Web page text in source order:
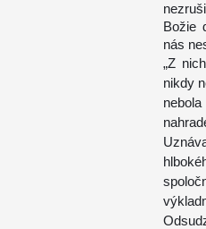
Božie
nás
„Z
nikdy